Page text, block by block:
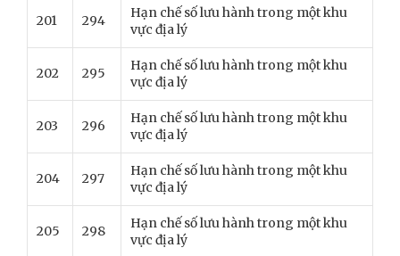
201 294
Hạn chế số lưu hành trong một khu
vực địa lý
202 295
Hạn chế số lưu hành trong một khu
vực địa lý
203 296
Hạn chế số lưu hành trong một khu
vực địa lý
204 297
Hạn chế số lưu hành trong một khu
vực địa lý
205 298
Hạn chế số lưu hành trong một khu
vực địa lý